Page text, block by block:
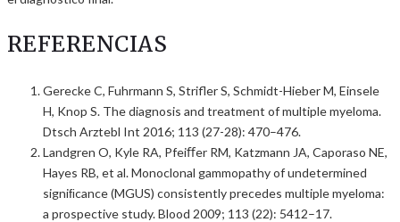
REFERENCIAS
Gerecke C, Fuhrmann S, Strifler S, Schmidt-Hieber M, Einsele
H, Knop S. The diagnosis and treatment of multiple myeloma.
Dtsch Arztebl Int 2016; 113 (27-28): 470–476.
Landgren O, Kyle RA, Pfeiﬀer RM, Katzmann JA, Caporaso NE,
Hayes RB, et al. Monoclonal gammopathy of undetermined
signiﬁcance (MGUS) consistently precedes multiple myeloma:
a prospective study. Blood 2009; 113 (22): 5412–17.